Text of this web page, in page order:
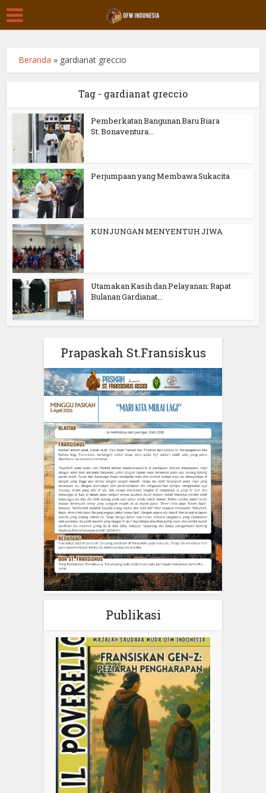
Beranda » gardianat greccio
Tag - gardianat greccio
Pemberkatan Bangunan Baru Biara
St. Bonaventura...
Perjumpaan yang Membawa Sukacita
KUNJUNGAN MENYENTUH JIWA
Utamakan Kasih dan Pelayanan: Rapat
Bulanan Gardianat...
Prapaskah St.Fransiskus
Publikasi